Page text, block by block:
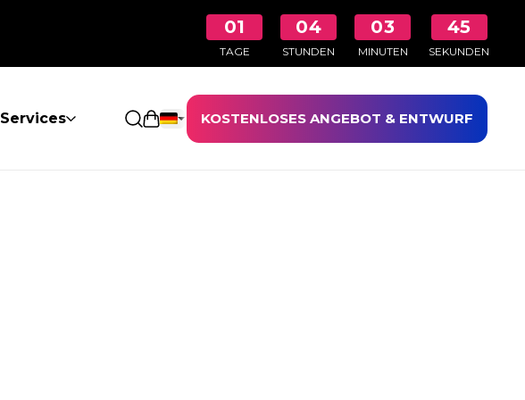
01
TAGE
04
STUNDEN
03
MINUTEN
44
SEKUNDEN
Services Einkaufswagen öffnen
KOSTENLOSES ANGEBOT & ENTWURF